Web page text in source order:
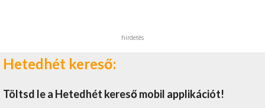
hirdetés
Hetedhét kereső:
Töltsd le a Hetedhét kereső mobil applikációt!